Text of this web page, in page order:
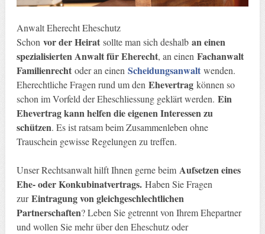
Anwalt Eherecht Eheschutz
Schon vor der Heiratsollte man sich deshalban einen
spezialisierten Anwalt für Eherecht, an einen Fachanwalt
Familienrechtoder an einen Scheidungsanwalt wenden.
Eherechtliche Fragen rund um den Ehevertragkönnen so
schon im Vorfeld der Eheschliessung geklärt werden. Ein
Ehevertrag kann helfen die eigenen Interessen zu
schützen. Es ist ratsam beim Zusammenleben ohne
Trauschein gewisse Regelungen zu treffen.
Unser Rechtsanwalt hilft Ihnen gerne beim Aufsetzen eines
Ehe- oder Konkubinatvertrags.Haben Sie Fragen
zurEintragung von gleichgeschlechtlichen
Partnerschaften? Leben Sie getrennt von Ihrem Ehepartner
und wollen Sie mehr über den Eheschutz oder